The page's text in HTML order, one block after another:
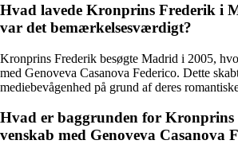
Hvad lavede Kronprins Frederik i
var det bemærkelsesværdigt?
Kronprins Frederik besøgte Madrid i 2005,
med Genoveva Casanova Federico. Dette
mediebevågenhed på grund af deres
Hvad er baggrunden for Kronprins
venskab med Genoveva Casanova